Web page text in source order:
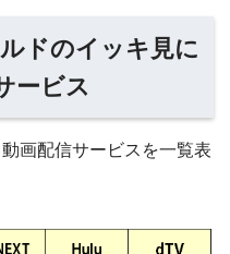
ドのイッキ見に
ービス
画配信サービスを一覧表